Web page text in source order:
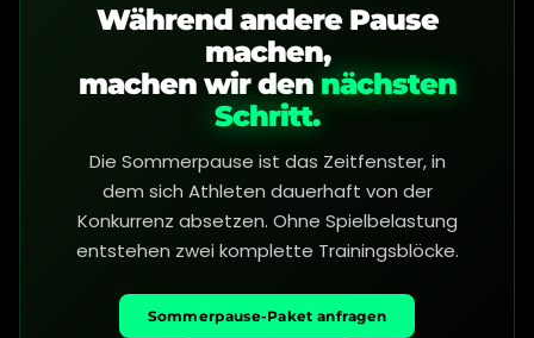
Während andere Pause
machen,
machen wir den nächsten
Schritt.
Die Sommerpause ist das Zeitfenster, in
dem sich Athleten dauerhaft von der
Konkurrenz absetzen. Ohne Spielbelastung
entstehen zwei komplette Trainingsblöcke.
Sommerpause-Paket anfragen